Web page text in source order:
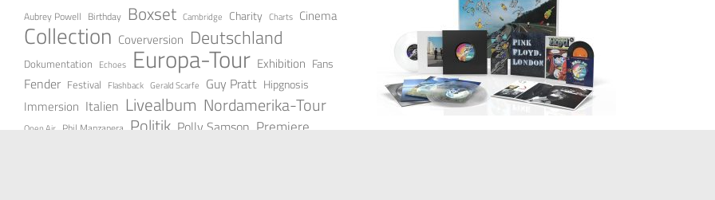
Aubrey Powell Birthday Boxset Cambridge Charity Charts Cinema
Collection Coverversion Deutschland
Dokumentation Echoes Europa-Tour Exhibition Fans
Fender Festival Flashback Gerald Scarfe Guy Pratt Hipgnosis
Immersion Italien Livealbum Nordamerika-Tour
Open Air Phil Manzanera Politik Polly Samson Premiere